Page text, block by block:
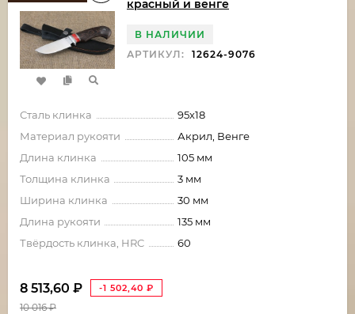
красный и венге
В НАЛИЧИИ
АРТИКУЛ:
12624-9076
Сталь клинка
95х18
Материал рукояти
Акрил, Венге
Длина клинка
105 мм
Толщина клинка
3 мм
Ширина клинка
30 мм
Длина рукояти
135 мм
Твёрдость клинка, HRC
60
8 513,60 ₽ -1 502,40 ₽
10 016₽